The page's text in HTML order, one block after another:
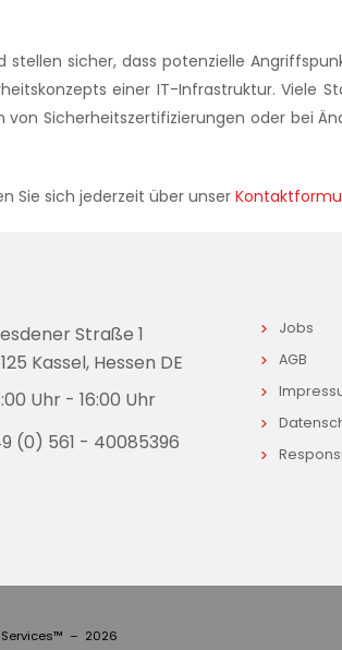
sicher, dass potenzielle
einer IT-Infrastruktur. Viele
Sicherheitszertifizierungen oder bei
Sie sich jederzeit über unser
Straße 1
Kassel, Hessen DE
Uhr - 16:00 Uhr
(0) 561 - 40085396
Jobs
AGB
Services™ – 2026